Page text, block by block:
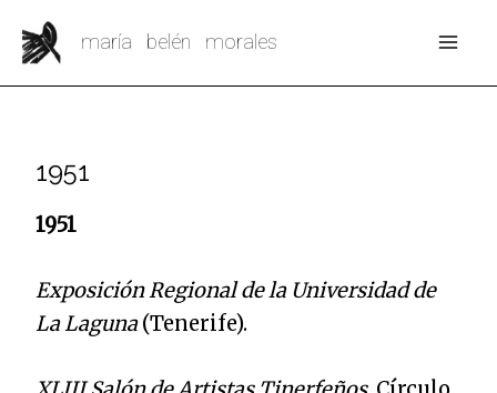
contenido
maría belén morales
1951
1951
Exposición Regional de la Universidad de
La Laguna(Tenerife).